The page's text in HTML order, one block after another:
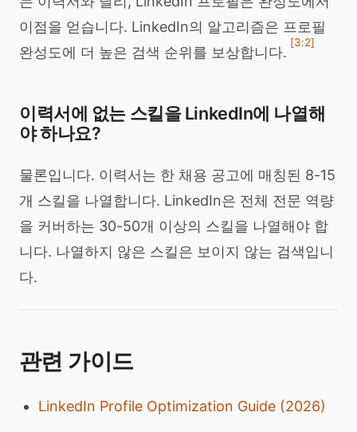
이점을 얻습니다. LinkedIn의 알고리즘은 프로필
완성도에 더 높은 검색 순위를 보상합니다.
[3:2]
이력서에 없는 스킬을 LinkedIn에 나열해
야 하나요?
물론입니다. 이력서는 한 채용 공고에 매칭된 8-15
개 스킬을 나열합니다. LinkedIn은 전체 전문 역량
을 커버하는 30-50개 이상의 스킬을 나열해야 합
니다. 나열하지 않은 스킬은 보이지 않는 검색입니
다.
관련 가이드
LinkedIn Profile Optimization Guide (2026)